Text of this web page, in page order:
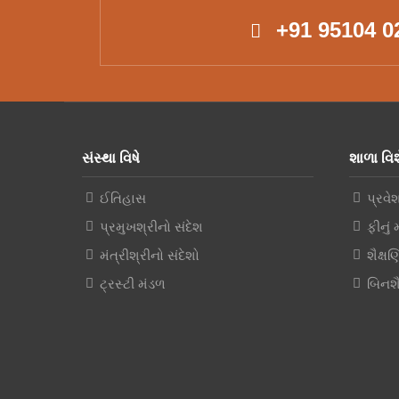
+91 95104
સંસ્થા વિષે
ઈતિહાસ
પ્રમુખશ્રીનો સંદેશ
મંત્રીશ્રીનો સંદેશો
ટ્રસ્ટી મંડળ
શાળા
ફીનું